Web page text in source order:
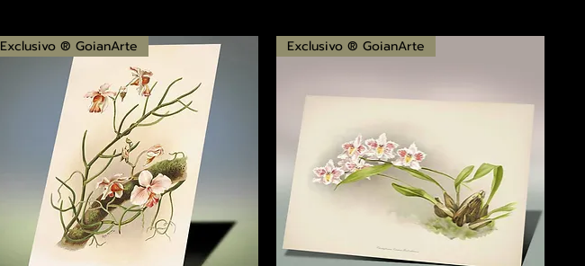
Exclusivo ® GoianArte Exclusivo ® GoianArte